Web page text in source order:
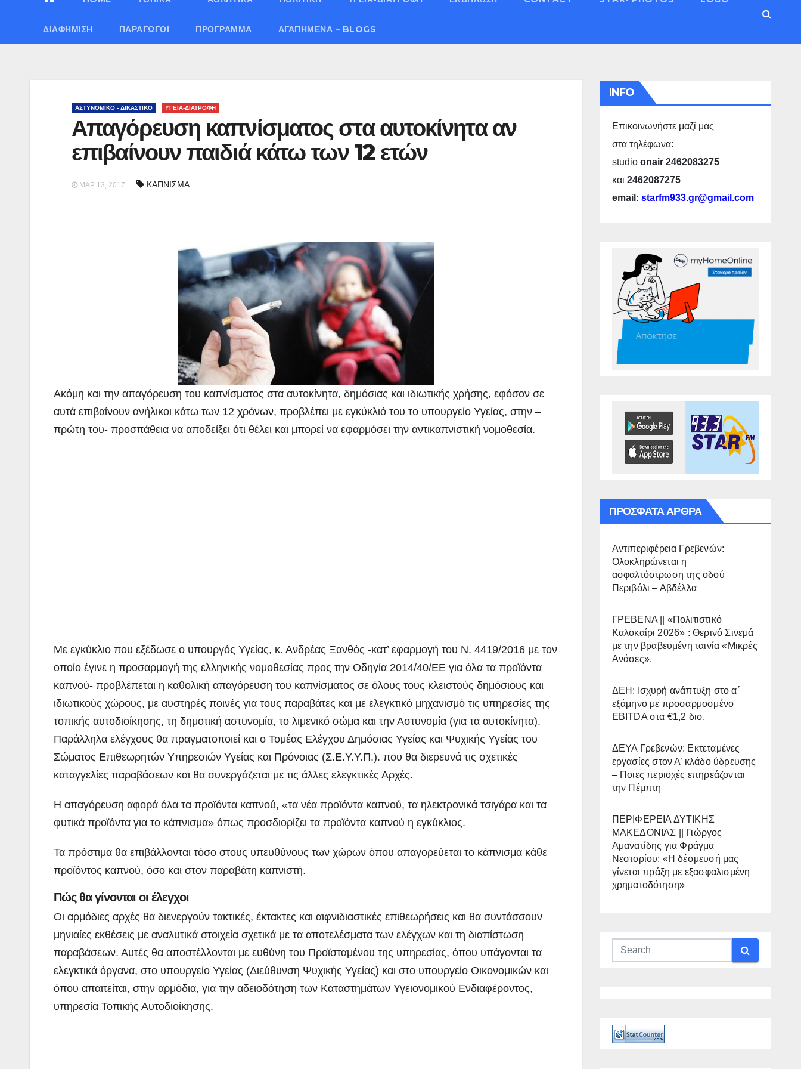
ΔΙΑΦΉΜΙΣΗ ΠΑΡΑΓΩΓΟΊ ΠΡΌΓΡΑΜΜΑ ΑΓΑΠΗΜΈΝΑ – BLOGS
ΑΣΤΥΝΟΜΙΚΟ - ΔΙΚΑΣΤΙΚΟ ΥΓΕΙΑ-ΔΙΑΤΡΟΦΗ
Απαγόρευση καπνίσματος στα αυτοκίνητα αν
επιβαίνουν παιδιά κάτω των 12 ετών
ΜΑΡ 13, 2017 ΚΑΠΝΙΣΜΑ
Ακόμη και την απαγόρευση του καπνίσματος στα αυτοκίνητα, δημόσιας και ιδιωτικής χρήσης, εφόσον σε
αυτά επιβαίνουν ανήλικοι κάτω των 12 χρόνων, προβλέπει με εγκύκλιό του το υπουργείο Υγείας, στην –
πρώτη του- προσπάθεια να αποδείξει ότι θέλει και μπορεί να εφαρμόσει την αντικαπνιστική νομοθεσία.
Με εγκύκλιο που εξέδωσε ο υπουργός Υγείας, κ. Ανδρέας Ξανθός -κατ’ εφαρμογή του Ν. 4419/2016 με τον
οποίο έγινε η προσαρμογή της ελληνικής νομοθεσίας προς την Οδηγία 2014/40/ΕΕ για όλα τα προϊόντα
καπνού- προβλέπεται η καθολική απαγόρευση του καπνίσματος σε όλους τους κλειστούς δημόσιους και
ιδιωτικούς χώρους, με αυστηρές ποινές για τους παραβάτες και με ελεγκτικό μηχανισμό τις υπηρεσίες της
τοπικής αυτοδιοίκησης, τη δημοτική αστυνομία, το λιμενικό σώμα και την Αστυνομία (για τα αυτοκίνητα).
Παράλληλα ελέγχους θα πραγματοποιεί και ο Τομέας Ελέγχου Δημόσιας Υγείας και Ψυχικής Υγείας του
Σώματος Επιθεωρητών Υπηρεσιών Υγείας και Πρόνοιας (Σ.Ε.Υ.Υ.Π.). που θα διερευνά τις σχετικές
καταγγελίες παραβάσεων και θα συνεργάζεται με τις άλλες ελεγκτικές Αρχές.
Η απαγόρευση αφορά όλα τα προϊόντα καπνού, «τα νέα προϊόντα καπνού, τα ηλεκτρονικά τσιγάρα και τα
φυτικά προϊόντα για το κάπνισμα» όπως προσδιορίζει τα προϊόντα καπνού η εγκύκλιος.
Τα πρόστιμα θα επιβάλλονται τόσο στους υπευθύνους των χώρων όπου απαγορεύεται το κάπνισμα κάθε
προϊόντος καπνού, όσο και στον παραβάτη καπνιστή.
Πώς θα γίνονται οι έλεγχοι
Οι αρμόδιες αρχές θα διενεργούν τακτικές, έκτακτες και αιφνιδιαστικές επιθεωρήσεις και θα συντάσσουν
μηνιαίες εκθέσεις με αναλυτικά στοιχεία σχετικά με τα αποτελέσματα των ελέγχων και τη διαπίστωση
παραβάσεων. Αυτές θα αποστέλλονται με ευθύνη του Προϊσταμένου της υπηρεσίας, όπου υπάγονται τα
ελεγκτικά όργανα, στο υπουργείο Υγείας (Διεύθυνση Ψυχικής Υγείας) και στο υπουργείο Οικονομικών και
όπου απαιτείται, στην αρμόδια, για την αδειοδότηση των Καταστημάτων Υγειονομικού Ενδιαφέροντος,
υπηρεσία Τοπικής Αυτοδιοίκησης.
INFO
Επικοινωνήστε μαζί μας
στα τηλέφωνα:
studio onair 2462083275
και 2462087275
email: starfm933.gr@gmail.com
ΠΡΌΣΦΑΤΑ ΆΡΘΡΑ
Αντιπεριφέρεια Γρεβενών:
Ολοκληρώνεται η
ασφαλτόστρωση της οδού
Περιβόλι – Αβδέλλα
ΓΡΕΒΕΝΑ || «Πολιτιστικό
Καλοκαίρι 2026» : Θερινό Σινεμά
με την βραβευμένη ταινία «Μικρές
Ανάσες».
ΔΕΗ: Ισχυρή ανάπτυξη στο α΄
εξάμηνο με προσαρμοσμένο
EBITDA στα €1,2 δισ.
ΔΕΥΑ Γρεβενών: Εκτεταμένες
εργασίες στον Α’ κλάδο ύδρευσης
– Ποιες περιοχές επηρεάζονται
την Πέμπτη
ΠΕΡΙΦΕΡΕΙΑ ΔΥΤΙΚΗΣ
ΜΑΚΕΔΟΝΙΑΣ || Γιώργος
Αμανατίδης για Φράγμα
Νεστορίου: «Η δέσμευσή μας
γίνεται πράξη με εξασφαλισμένη
χρηματοδότηση»